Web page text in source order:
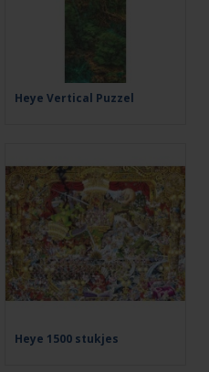
Heye Vertical Puzzel
Heye 1500 stukjes